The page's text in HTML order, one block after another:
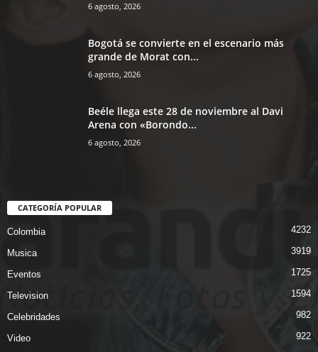
6 agosto, 2026
Bogotá se convierte en el escenario más
grande de Morat con...
6 agosto, 2026
Beéle llega este 28 de noviembre al Davi
Arena con «Borondo...
6 agosto, 2026
CATEGORÍA POPULAR
Colombia 4232
Musica 3919
Eventos 1725
Television 1594
Celebridades 982
Video 922